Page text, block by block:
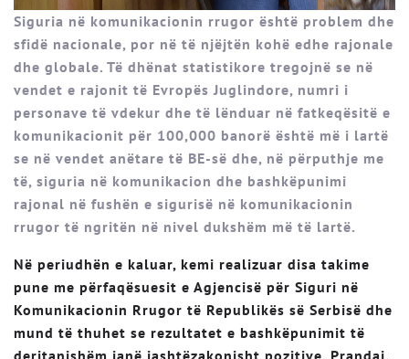
Siguria në komunikacionin rrugor është problem dhe
sfidë nacionale, por në të njëjtën kohë edhe rajonale
dhe globale. Të dhënat statistikore tregojnë se në
vendet e rajonit të Evropës Juglindore, numri i
personave të vdekur dhe të lënduar në fatkeqësitë e
komunikacionit për 100,000 banorë është më i lartë
se në vendet anëtare të BE-së dhe, në përputhje me
të, siguria në komunikacion dhe bashkëpunimi
rajonal në fushën e sigurisë në komunikacionin
rrugor të ngritën në nivel dukshëm më të lartë.
Në periudhën e kaluar, kemi realizuar disa takime
pune me përfaqësuesit e Agjencisë për Siguri në
Komunikacionin Rrugor të Republikës së Serbisë dhe
mund të thuhet se rezultatet e bashkëpunimit të